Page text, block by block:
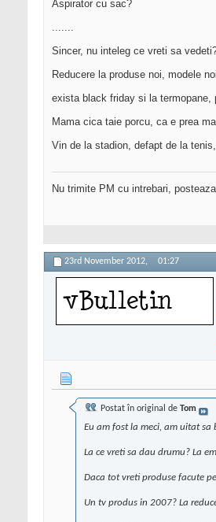
Aspirator cu sac?
.......
Sincer, nu inteleg ce vreti sa
Reducere la produse noi, modele
exista black friday si la
Mama cica taie porcu, ca e prea
Vin de la stadion, defapt de la
Nu trimite PM cu intrebari,
23rd November 2012, 01:27
Postat în original de Tom
Eu am fost la meci, am uitat sa
La ce vreti sa dau drumu? La
Daca tot vreti produse facute
Un tv produs in 2007? La